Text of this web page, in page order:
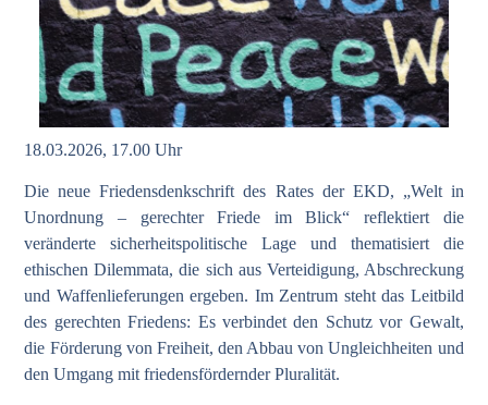
18.03.2026, 17.00 Uhr
Die neue Friedensdenkschrift des Rates der EKD, „Welt in
Unordnung – gerechter Friede im Blick“ reflektiert die
veränderte sicherheitspolitische Lage und thematisiert die
ethischen Dilemmata, die sich aus Verteidigung, Abschreckung
und Waffenlieferungen ergeben. Im Zentrum steht das Leitbild
des gerechten Friedens: Es verbindet den Schutz vor Gewalt,
die Förderung von Freiheit, den Abbau von Ungleichheiten und
den Umgang mit friedensfördernder Pluralität.